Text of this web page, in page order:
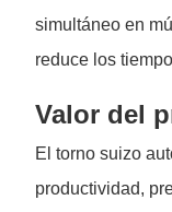
simultáneo en
reduce los
Valor del
El torno suizo
productividad,